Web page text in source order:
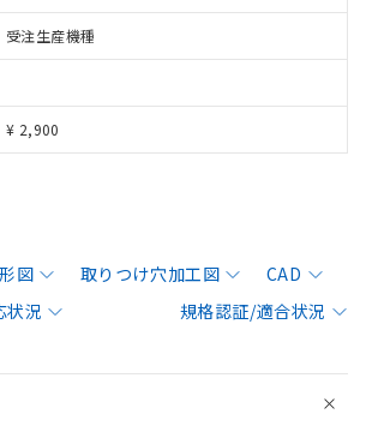
受注生産機種
¥ 2,900
図 取りつけ穴加工図
CAD
状況
規格認証/適合状況